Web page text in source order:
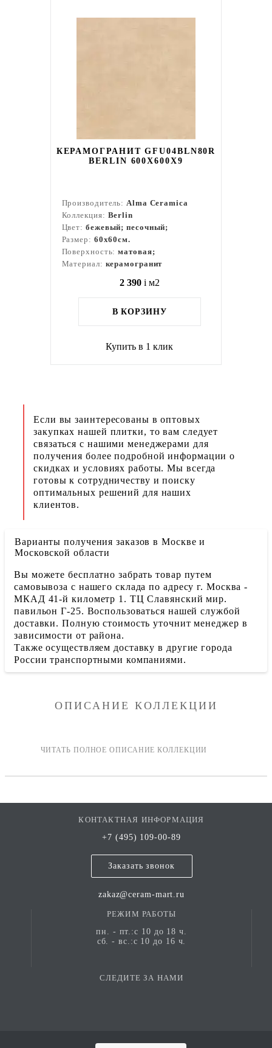
КЕРАМОГРАНИТ GFU04BLN80R
BERLIN 600X600X9
Производитель:Alma Ceramica
Коллекция: Berlin
Цвет: бежевый; песочный;
Размер: 60x60см.
Поверхность:матовая;
Материал: керамогранит
2 390 i м2
В КОРЗИНУ
Купить в 1 клик
Если вы заинтересованы в оптовых
закупках нашей плитки, то вам следует
связаться с нашими менеджерами для
получения более подробной информации о
скидках и условиях работы. Мы всегда
готовы к сотрудничеству и поиску
оптимальных решений для наших
клиентов.
Варианты получения заказов в Москве и
Московской области
Вы можете бесплатно забрать товар путем
самовывоза с нашего склада по адресу г. Москва -
МКАД 41-й километр 1. ТЦ Славянский мир.
павильон Г-25. Воспользоваться нашей службой
доставки. Полную стоимость уточнит менеджер в
зависимости от района.
Также осуществляем доставку в другие города
России транспортными компаниями.
ОПИСАНИЕ КОЛЛЕКЦИИ
КОНТАКТНАЯ ИНФОРМАЦИЯ
+7 (495) 109-00-89
Заказать звонок
zakaz@ceram-mart.ru
РЕЖИМ РАБОТЫ
пн. - пт.:с 10 до 18 ч.
сб. - вс.:с 10 до 16 ч.
СЛЕДИТЕ ЗА НАМИ